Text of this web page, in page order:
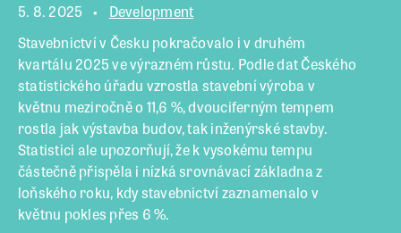
5. 8. 2025
Development
Stavebnictví v Česku pokračovalo i v druhém
kvartálu 2025 ve výrazném růstu. Podle dat Českého
statistického úřadu vzrostla stavební výroba v
květnu meziročně o 11,6 %, dvouciferným tempem
rostla jak výstavba budov, tak inženýrské stavby.
Statistici ale upozorňují, že k vysokému tempu
částečně přispěla i nízká srovnávací základna z
loňského roku, kdy stavebnictví zaznamenalo v
květnu pokles přes 6 %.